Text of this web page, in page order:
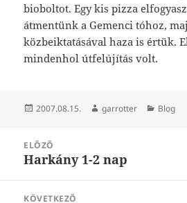
bioboltot. Egy kis pizza
átmentünk a Gemenci tóhoz,
közbeiktatásával haza is értük.
mindenhol útfelújítás volt.
Közzétéve
2007.08.15. Szerző
garrotter Blog
navigáció
ELŐZŐ
Korábbi
Harkány 1-2 nap
KÖVETKEZŐ